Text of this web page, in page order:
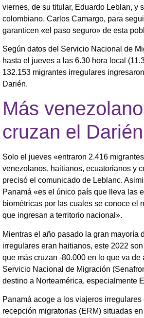
viernes, de su titular, Eduardo Leblan, y
colombiano, Carlos Camargo, para
garanticen «el paso seguro» de esta
Según datos del Servicio Nacional de
hasta el jueves a las 6.30 hora local
132.153 migrantes irregulares
Darién.
Más
cruzan el Darién
Solo el jueves «entraron 2.416
venezolanos, haitianos, ecuatorianos y
precisó el comunicado de Leblanc.
Panamá «es el único país que lleva las
biométricas por las cuales se conoce el
que ingresan a territorio nacional».
Mientras el año pasado la gran mayoría
irregulares eran haitianos, este 2022
que más cruzan -80.000 en lo que va de
Servicio Nacional de Migración
destino a Norteamérica, especialmente
Panamá acoge a los viajeros
recepción migratorias (ERM) situadas